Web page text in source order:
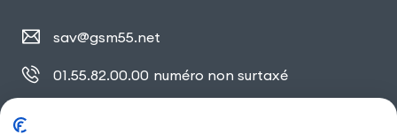
sav@gsm55.net
01.55.82.00.00 numéro non surtaxé